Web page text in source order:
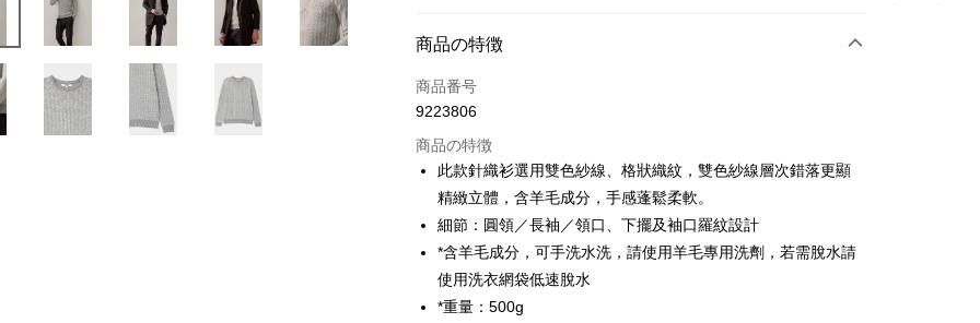
お支払い方法
クレジットカード1回払い
クレジットカード分割払い
3回払い、金利0、毎回
合作金庫商業銀行
第一商業銀行
華南商業銀行
彰化商業銀行
上海商業儲蓄銀行
台北富邦商業銀行
国泰世華商業銀行
兆豐國際商業銀行
台湾中小企業銀行
HSBC(台湾)商業銀行
6回払い、金利0、毎回 NT$237
合作金庫商業銀行
第一商業銀行
華南商業銀行
彰化商業銀行
上海商業儲蓄銀行
国泰世華商業銀行
台湾中小企業銀行
LINE Pay
Apple Pay
JKOPAY
商品の特徴
商品番号
9223806
商品の特徴
此款針織衫選用雙色紗線、格狀織紋，雙色紗線層次錯落更顯
精緻立體，含羊毛成分，手感蓬鬆柔軟。
細節：圓領／長袖／領口、下擺及袖口羅紋設計
*含羊毛成分，可手洗水洗，請使用羊毛專用洗劑，若需脫水請
使用洗衣網袋低速脫水
*重量：500g